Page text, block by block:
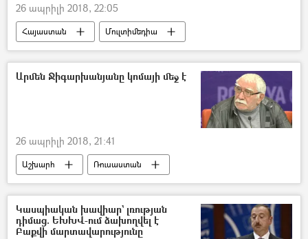
26 ապրիլի 2018, 22:05
Հայաստան
Մուլտիմեդիա
Քաղաքականություն
Ինֆոգրաֆիկա
Արմեն Ջիգարխանյանը կոմայի մեջ է
26 ապրիլի 2018, 21:41
Աշխարհ Ռուսաստան
Կասպիական խավիար` լռության
դիմաց. ԵԽԽՎ-ում ձախողվել է
Բաքվի մարտավարությունը